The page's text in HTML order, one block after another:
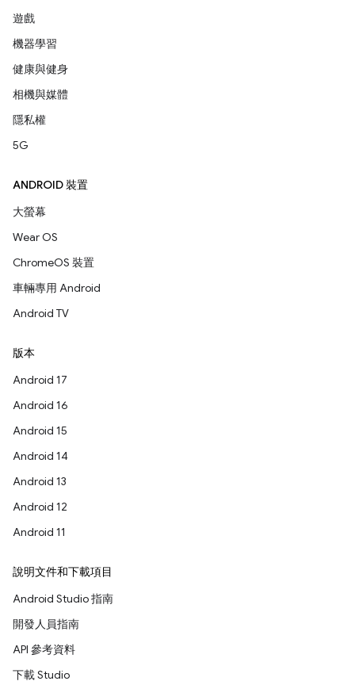
遊戲
機器學習
健康與健身
相機與媒體
隱私權
5G
ANDROID 裝置
大螢幕
Wear OS
ChromeOS 裝置
車輛專用 Android
Android TV
版本
Android 17
Android 16
Android 15
Android 14
Android 13
Android 12
Android 11
說明文件和下載項目
Android Studio 指南
開發人員指南
API 參考資料
下載 Studio